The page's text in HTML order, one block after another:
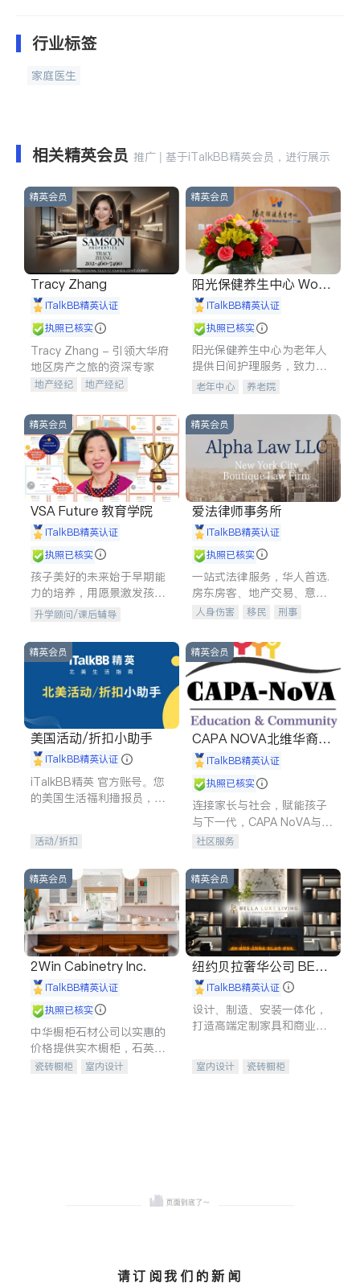
行业标签
家庭医生
相关精英会员 推广 | 基于iTalkBB精英会员，进行展示
精英会员
Tracy Zhang
iTalkBB精英认证
执照已核实
Tracy Zhang - 引领大华府
地区房产之旅的资深专家
地产经纪
地产经纪
商铺租售
开发商建商
精英会员
阳光保健养生中心 World
shine
iTalkBB精英认证
执照已核实
阳光保健养生中心为老年人
提供日间护理服务，致力于
通过持续的护理创新来有效
老年中心 养老院
精英会员
VSA Future 教育学院
iTalkBB精英认证
执照已核实
孩子美好的未来始于早期能
力的培养，用愿景激发孩子
的学习潜力和动力。理念：
拥有成长型心态是成功的基
石。
升学顾问/课后辅导
精英会员
爱法律师事务所
iTalkBB精英认证
执照已核实
一站式法律服务，华人首选.
房东房客、地产交易、意外
伤害、车祸重伤、商业诉
建筑合同、刑事案件全包办
人身伤害 移民
刑事
信托/遗嘱
商业
索赔
律师-其它 保释
精英会员
美国活动/折扣小助手
iTalkBB精英认证
iTalkBB精英 官方账号。您
的美国生活福利播报员，精
专属福利。
活动/折扣
精英会员
CAPA NOVA北维华裔家
长会iTalkBB精英认证
执照已核实
连接家长与社会，赋能孩子
与下一代，CAPA NoVA与您
携手建设包容、公平、充满
社区服务
精英会员
2Win Cabinetry Inc.
iTalkBB精英认证
执照已核实
中华橱柜石材公司以实惠的
价格提供实木橱柜，石英石
台面，多种优质不锈钢水
瓷砖橱柜
室内设计
精英会员
纽约贝拉奢华公司 BELL
A LUXE
iTalkBB精英认证
设计、制造、安装一体化，
打造高端定制家具和商业空
室内设计
瓷砖橱柜
请订阅我们的新闻